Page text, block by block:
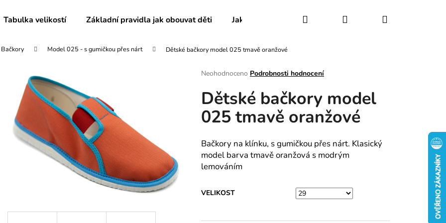
Tabulka velikostí Základní pravidla jak obouvat děti Jak udržovat obuv Certifikáty Kontakty
Hledat PřihlášeníNákupní
Bačkory Model 025 - s gumičkou přes nárt Dětské bačkory model 025 tmavě oranžové
Průměrné
produktu
je
0,0
z
hvězdiček.
Neohodnoceno Podrobnosti hodnocení
Dětské bačkory model
025 tmavě oranžové
Bačkory na klínku, s gumičkou přes nárt. Klasický
model barva tmavě oranžová s modrým
lemováním
VELIKOST
Co potřebujete najít?
Doporučujeme
DÁMSKÉ BAČKORY MODEL 082